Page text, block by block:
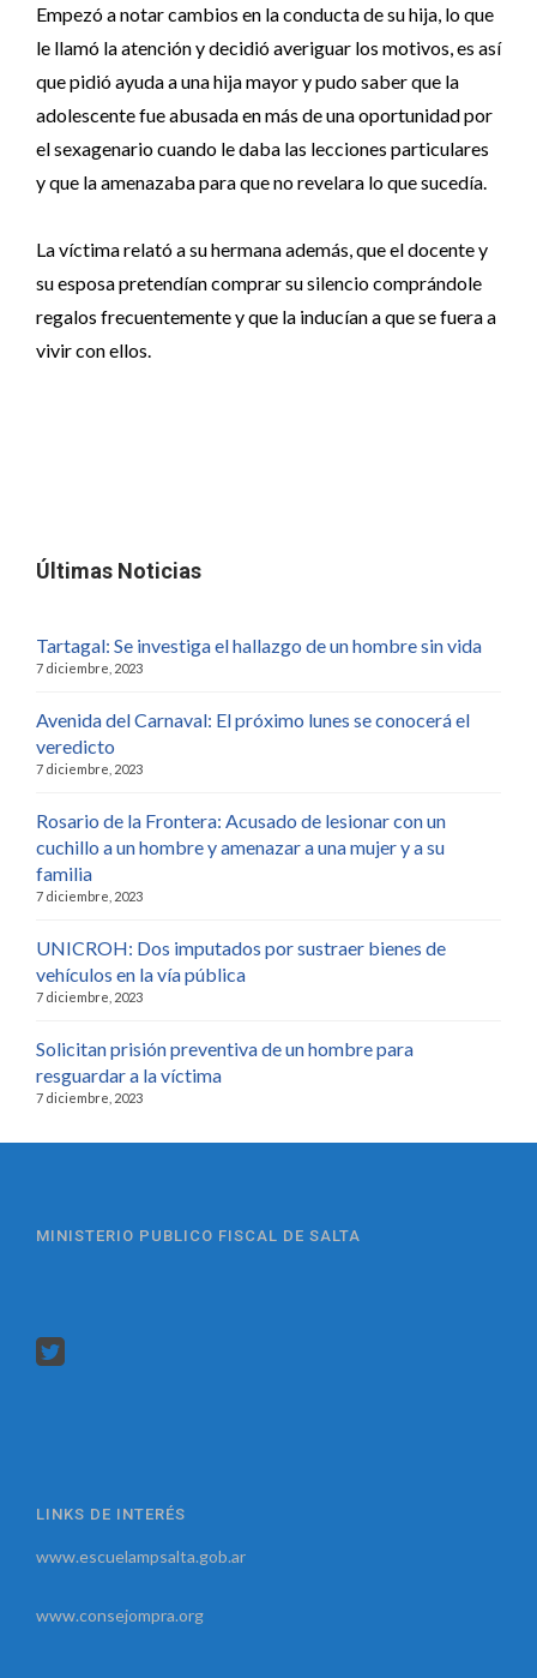
Empezó a notar cambios en la conducta de su hija, lo que
le llamó la atención y decidió averiguar los motivos, es así
que pidió ayuda a una hija mayor y pudo saber que la
adolescente fue abusada en más de una oportunidad por
el sexagenario cuando le daba las lecciones particulares
y que la amenazaba para que no revelara lo que sucedía.
La víctima relató a su hermana además, que el docente y
su esposa pretendían comprar su silencio comprándole
regalos frecuentemente y que la inducían a que se fuera a
vivir con ellos.
Últimas Noticias
Tartagal: Se investiga el hallazgo de un hombre sin vida
7 diciembre, 2023
Avenida del Carnaval: El próximo lunes se conocerá el
veredicto
7 diciembre, 2023
Rosario de la Frontera: Acusado de lesionar con un
cuchillo a un hombre y amenazar a una mujer y a su
familia
7 diciembre, 2023
UNICROH: Dos imputados por sustraer bienes de
vehículos en la vía pública
7 diciembre, 2023
Solicitan prisión preventiva de un hombre para
resguardar a la víctima
7 diciembre, 2023
MINISTERIO PUBLICO FISCAL DE SALTA
LINKS DE INTERÉS
www.escuelampsalta.gob.ar
www.consejompra.org